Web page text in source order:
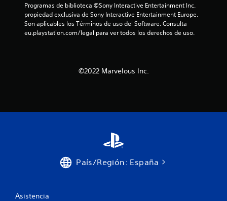
Programas de biblioteca ©Sony Interactive Entertainment Inc.
propiedad exclusiva de Sony Interactive Entertainment Europe.
Son aplicables los Términos de uso del Software. Consulta
eu.playstation.com/legal para ver todos los derechos de uso.
©2022 Marvelous Inc.
País/Región: España
Asistencia